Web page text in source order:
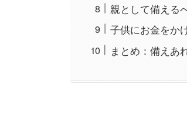
親として備える
子供にお金をか
まとめ：備えあ